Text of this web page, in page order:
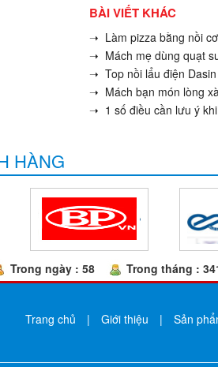
BÀI VIẾT KHÁC
➝ Làm pizza bằng nồi
➝ Mách mẹ dùng quạt
➝ Top nồi lẩu điện
➝ Mách bạn món lòng
➝ 1 số điều cần lưu ý
HÀNG
Trong ngày : 58 Trong tháng :
Trang chủ | Giới thiệu | Sản